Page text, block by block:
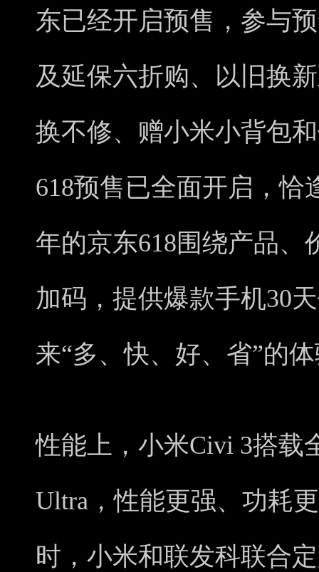
东已经开启预售，参与
及延保六折购、以旧换
换不修、赠小米小背包
618预售已全面开启，
年的京东618围绕产品、
加码，提供爆款手机30
来“多、快、好、省”的
性能上，小米Civi 3搭载
Ultra，性能更强、功耗
时，小米和联发科联合